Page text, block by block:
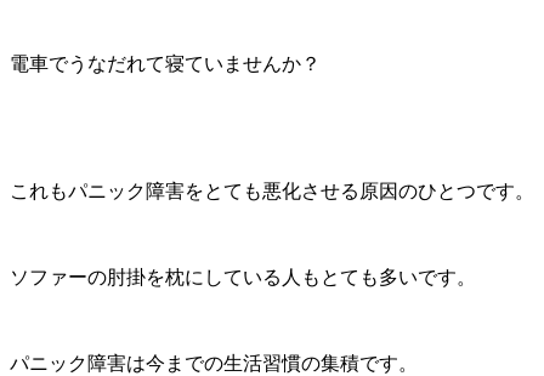
電車でうなだれて寝ていませんか？
これもパニック障害をとても悪化させる原因のひとつです。
ソファーの肘掛を枕にしている人もとても多いです。
パニック障害は今までの生活習慣の集積です。